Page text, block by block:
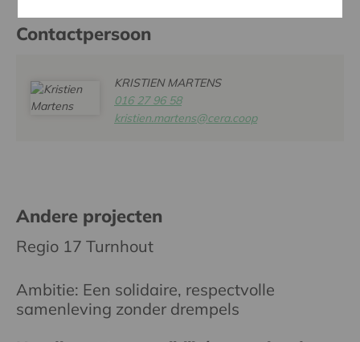
Contactpersoon
KRISTIEN MARTENS
016 27 96 58
kristien.martens@cera.coop
Andere projecten
Regio 17 Turnhout
Ambitie: Een solidaire, respectvolle
samenleving zonder drempels